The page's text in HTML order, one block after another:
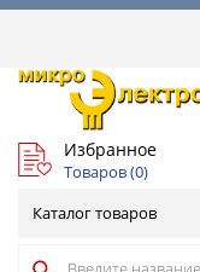
Избранное
Товаров (0)
Каталог товаров